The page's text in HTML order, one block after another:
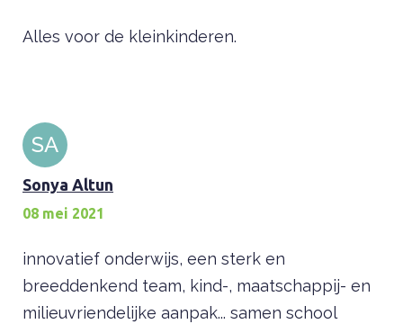
Alles voor de kleinkinderen.
SA
Sonya Altun
08 mei 2021
innovatief onderwijs, een sterk en
breeddenkend team, kind-, maatschappij- en
milieuvriendelijke aanpak... samen school